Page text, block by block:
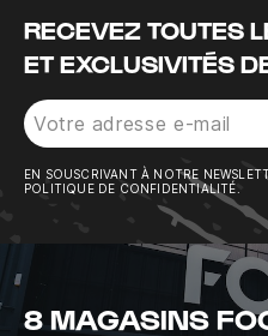
RECEVEZ TOUTES
ET EXCLUSIVITÉS
EN SOUSCRIVANT À NOTRE
POLITIQUE DE CONFIDENTIALITÉ.
8 MAGASINS